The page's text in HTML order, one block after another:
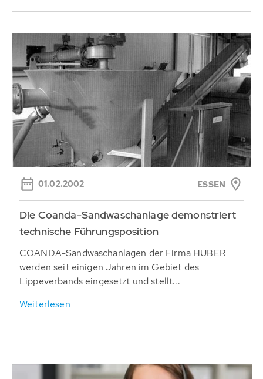
01.02.2002 ESSEN
Die Coanda-Sandwaschanlage demonstriert
technische Führungsposition
COANDA-Sandwaschanlagen der Firma HUBER
werden seit einigen Jahren im Gebiet des
Lippeverbands eingesetzt und stellt...
Weiterlesen